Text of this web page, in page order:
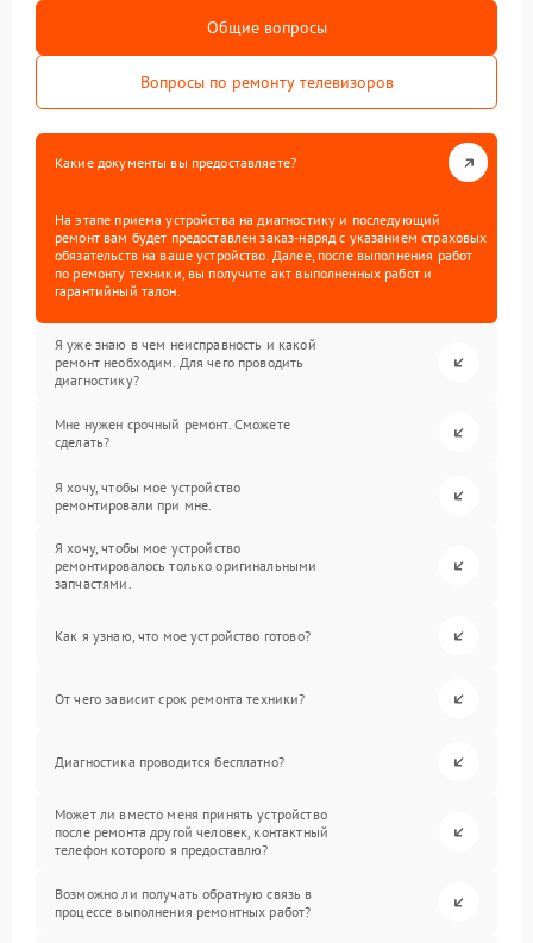
Общие вопросы
Вопросы по ремонту телевизоров
Какие документы вы предоставляете?
На этапе приема устройства на диагностику и последующий
ремонт вам будет предоставлен заказ-наряд с указанием страховых
обязательств на ваше устройство. Далее, после выполнения работ
по ремонту техники, вы получите акт выполненных работ и
гарантийный талон.
Я уже знаю в чем неисправность и какой
ремонт необходим. Для чего проводить
диагностику?
Мне нужен срочный ремонт. Сможете
сделать?
Я хочу, чтобы мое устройство
ремонтировали при мне.
Я хочу, чтобы мое устройство
ремонтировалось только оригинальными
запчастями.
Как я узнаю, что мое устройство готово?
От чего зависит срок ремонта техники?
Диагностика проводится бесплатно?
Может ли вместо меня принять устройство
после ремонта другой человек, контактный
телефон которого я предоставлю?
Возможно ли получать обратную связь в
процессе выполнения ремонтных работ?